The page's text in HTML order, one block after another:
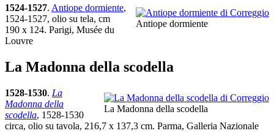
Antiope dormiente
1524-1527. Antiope dormiente,
1524-1527, olio su tela, cm
190 x 124. Parigi, Musée du
Louvre
La Madonna della scodella
La Madonna della scodella
1528-1530. La
Madonna della
scodella, 1528-1530
circa, olio su tavola, 216,7 x 137,3 cm. Parma, Galleria Nazionale